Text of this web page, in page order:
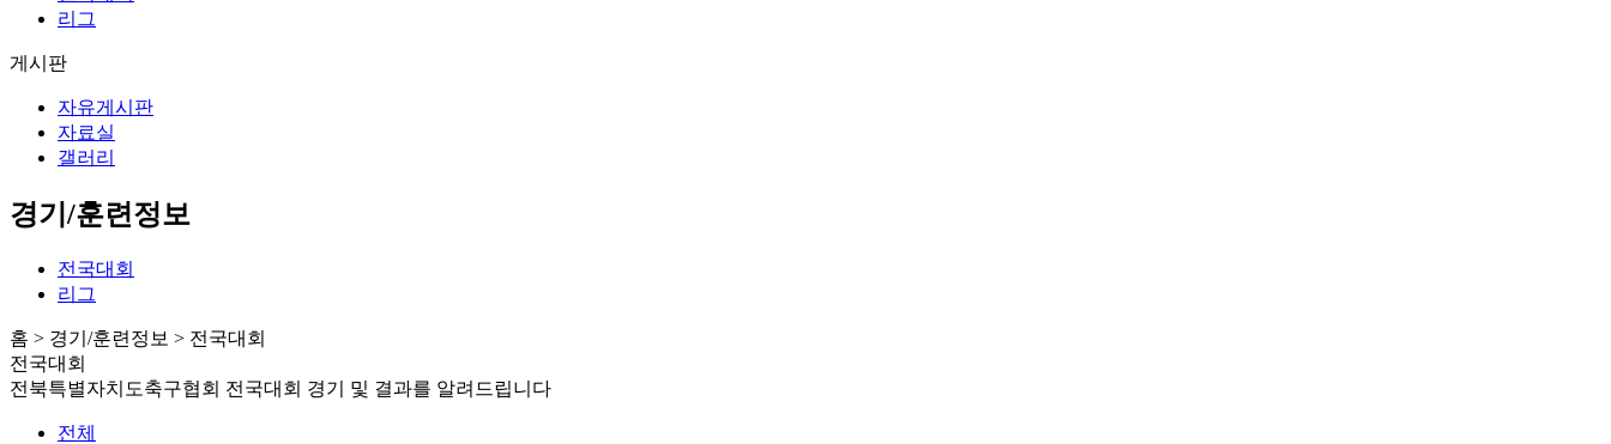
리그
게시판
자유게시판
자료실
갤러리
경기/훈련정보
전국대회
리그
홈 > 경기/훈련정보 > 전국대회
전국대회
전북특별자치도축구협회 전국대회 경기 및 결과를 알려드립니다
전체